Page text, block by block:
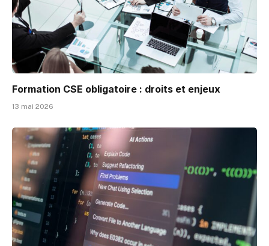
Formation CSE obligatoire : droits et enjeux
13 mai 2026